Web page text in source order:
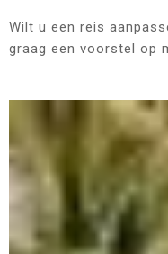
Wilt u een reis
graag een voorstel op